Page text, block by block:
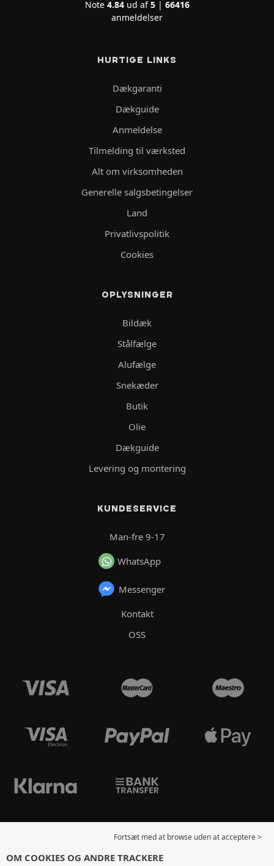
Note 4.84ud af5| 66416
anmeldelser
HURTIGE LINKS
Dækgaranti
Dækguide
Anmeldelse
Tilmelding til værksted
Alt om virksomheden
Generelle salgsbetingelser
Land
Privatlivspolitik
Cookies
OPLYSNINGER
Bildæk
Stålfælge
Alufælge
Snekæder
Butik
Olie
Dækguide
Levering og montering
KUNDESERVICE
Man-fre 9-17
WhatsApp
Messenger
Kontakt
OSS
Fortsæt med at browse uden at acceptere >
OM COOKIES OG ANDRE TRACKERE